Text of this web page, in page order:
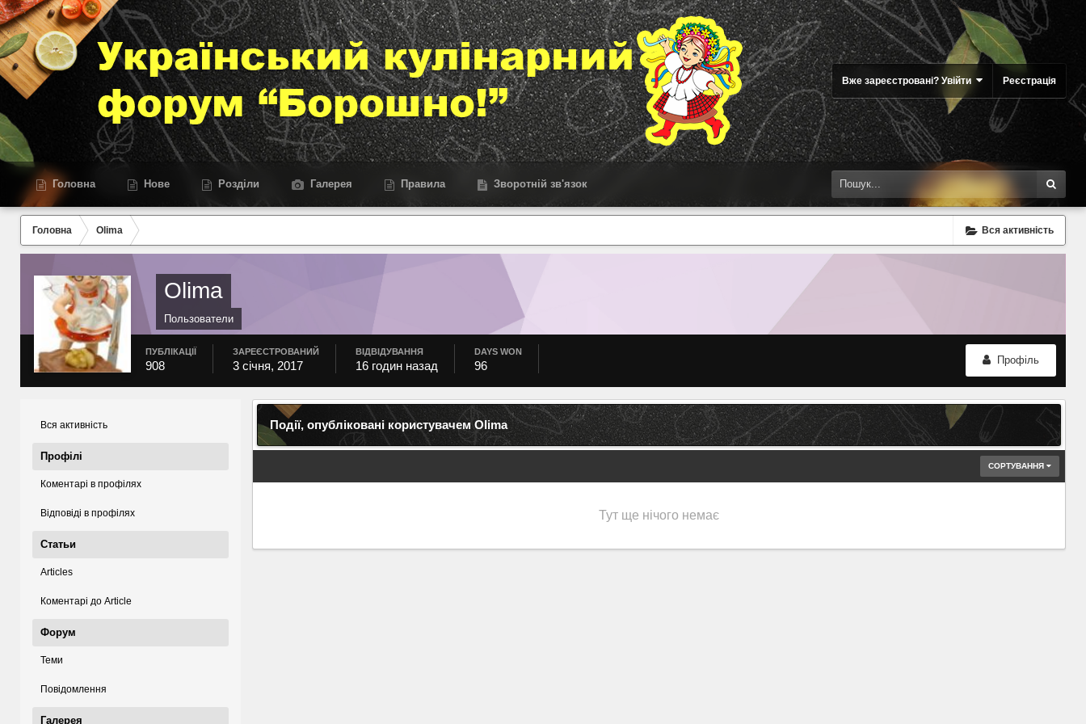
Вже зареєстровані? Увійти Реєстрація
Головна Нове Розділи Галерея Правила Зворотній зв'язок
Вся активність
Головна Olima
Olima
Пользователи
Профіль
ПУБЛІКАЦІЇ
908
ЗАРЕЄСТРОВАНИЙ
3 січня, 2017
ВІДВІДУВАННЯ
16 годин назад
DAYS WON
96
Вся активність
Профілі
Коментарі в профілях
Відповіді в профілях
Статьи
Articles
Коментарі до Article
Форум
Теми
Повідомлення
Галерея
Події, опубліковані користувачем Olima
СОРТУВАННЯ
Тут ще нічого немає